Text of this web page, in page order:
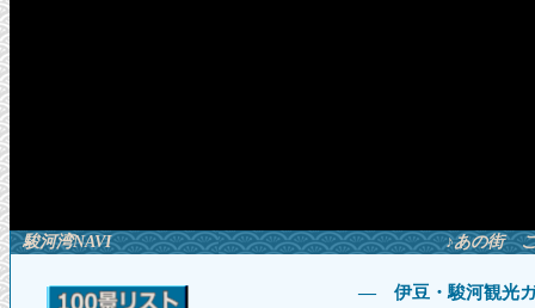
駿河湾NAVI ♪あの街
― 伊豆・駿河観光